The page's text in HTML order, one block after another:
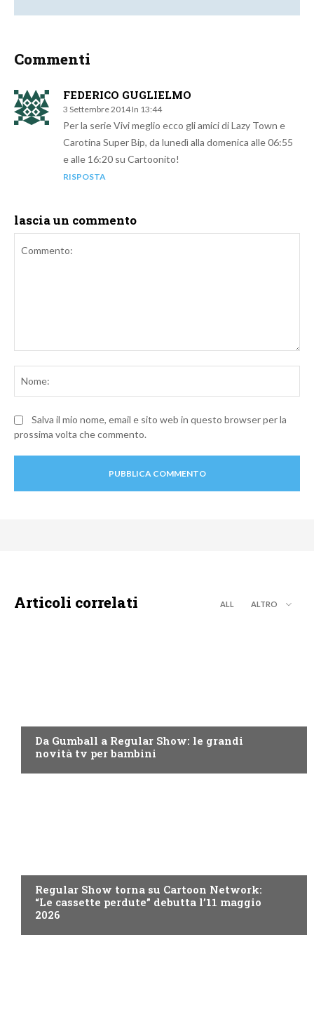
Commenti
FEDERICO GUGLIELMO
3 Settembre 2014 In 13:44
Per la serie Vivi meglio ecco gli amici di Lazy Town e
Carotina Super Bip, da lunedì alla domenica alle 06:55
e alle 16:20 su Cartoonito!
RISPOSTA
lascia un commento
Salva il mio nome, email e sito web in questo browser per la
prossima volta che commento.
Articoli correlati ALL ALTRO
Da Gumball a Regular Show: le grandi
novità tv per bambini
Regular Show torna su Cartoon Network:
“Le cassette perdute” debutta l’11 maggio
2026